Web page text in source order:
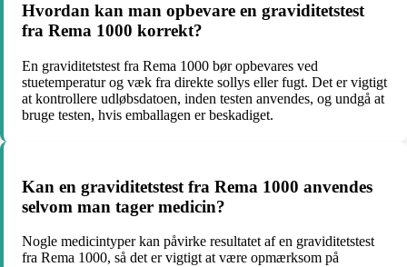
Hvordan kan man opbevare en graviditetstest
fra Rema 1000 korrekt?
En graviditetstest fra Rema 1000 bør opbevares ved
stuetemperatur og væk fra direkte sollys eller fugt. Det er vigtigt
at kontrollere udløbsdatoen, inden testen anvendes, og undgå at
bruge testen, hvis emballagen er beskadiget.
Kan en graviditetstest fra Rema 1000 anvendes
selvom man tager medicin?
Nogle medicintyper kan påvirke resultatet af en graviditetstest
fra Rema 1000, så det er vigtigt at være opmærksom på